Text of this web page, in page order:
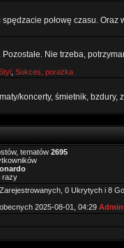
połowę czasu.
Nie trzeba,
Sukces, porażka
koncerty, śmietnik, bzdury,
tematów 2695
razy
0 Ukrytych i 8
obecnych 2025-08-01, 04:29